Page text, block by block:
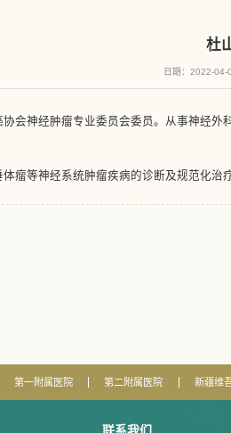
杜
日期：2022-04-
会神经肿瘤专业委员会委员。从事神经
瘤等神经系统肿瘤疾病的诊断及规范化
第一附属医院 第二附属医院 新疆维